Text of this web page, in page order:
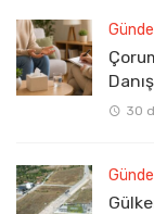
30